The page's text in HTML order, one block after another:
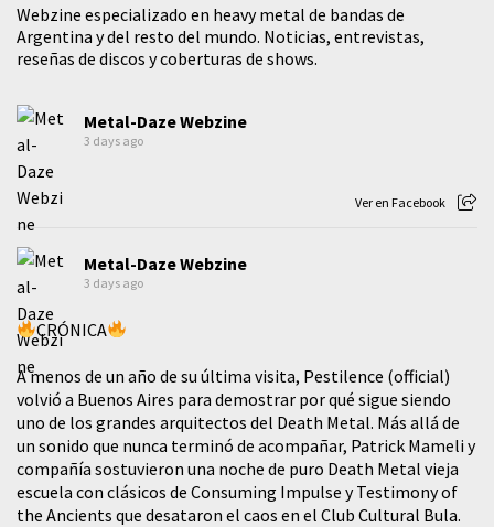
Webzine especializado en heavy metal de bandas de
Argentina y del resto del mundo. Noticias, entrevistas,
reseñas de discos y coberturas de shows.
Metal-Daze Webzine
3 days ago
Ver en Facebook
Metal-Daze Webzine
3 days ago
CRÓNICA
A menos de un año de su última visita, Pestilence (official)
volvió a Buenos Aires para demostrar por qué sigue siendo
uno de los grandes arquitectos del Death Metal. Más allá de
un sonido que nunca terminó de acompañar, Patrick Mameli y
compañía sostuvieron una noche de puro Death Metal vieja
escuela con clásicos de Consuming Impulse y Testimony of
the Ancients que desataron el caos en el Club Cultural Bula.